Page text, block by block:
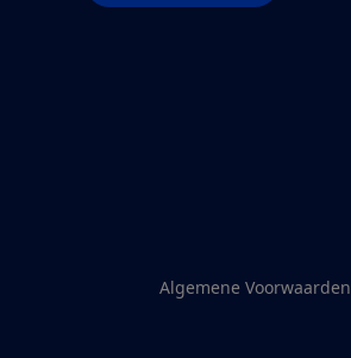
Algemene Voorwaarden